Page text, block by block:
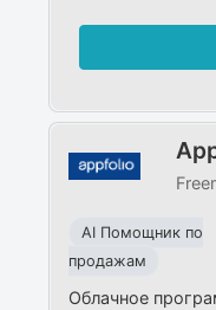
AI Помощник по
продажам
Облачное